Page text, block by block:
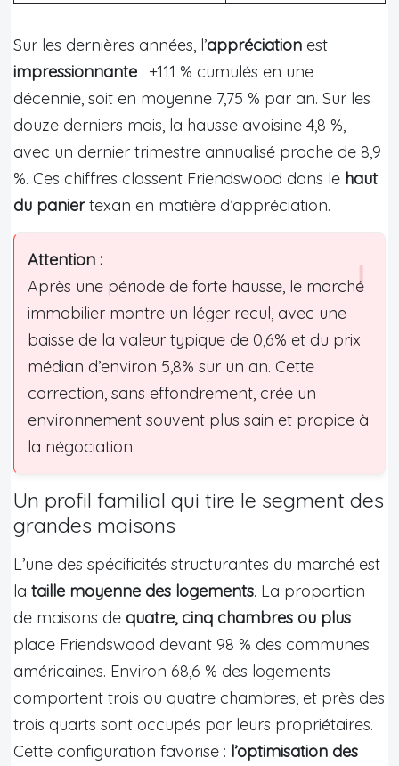
Sur les dernières années, l’appréciation est
impressionnante : +111 % cumulés en une
décennie, soit en moyenne 7,75 % par an. Sur les
douze derniers mois, la hausse avoisine 4,8 %,
avec un dernier trimestre annualisé proche de 8,9
%. Ces chiffres classent Friendswood dans le haut
du paniertexan en matière d’appréciation.
Attention :
Après une période de forte hausse, le marché
immobilier montre un léger recul, avec une
baisse de la valeur typique de 0,6% et du prix
médian d’environ 5,8% sur un an. Cette
correction, sans effondrement, crée un
environnement souvent plus sain et propice à
la négociation.
Un profil familial qui tire le segment des
grandes maisons
L’une des spécificités structurantes du marché est
la taille moyenne des logements. La proportion
de maisons de quatre, cinq chambres ou plus
place Friendswood devant 98 % des communes
américaines. Environ 68,6 % des logements
comportent trois ou quatre chambres, et près des
trois quarts sont occupés par leurs propriétaires.
Cette configuration favorise : l’optimisation des